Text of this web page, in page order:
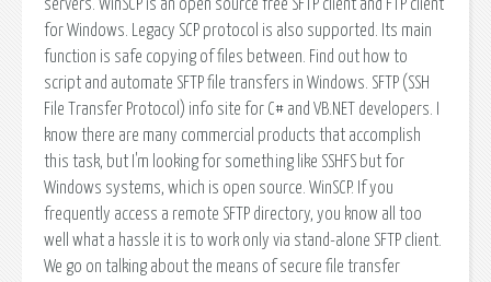
servers. WinSCP is an open source free SFTP client and FTP client
for Windows. Legacy SCP protocol is also supported. Its main
function is safe copying of files between. Find out how to
script and automate SFTP file transfers in Windows. SFTP (SSH
File Transfer Protocol) info site for C# and VB.NET developers. I
know there are many commercial products that accomplish
this task, but I'm looking for something like SSHFS but for
Windows systems, which is open source. WinSCP. If you
frequently access a remote SFTP directory, you know all too
well what a hassle it is to work only via stand-alone SFTP client.
We go on talking about the means of secure file transfer